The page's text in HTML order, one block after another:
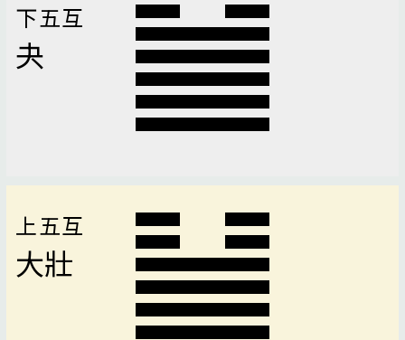
下五互
夬
上五互
大壯